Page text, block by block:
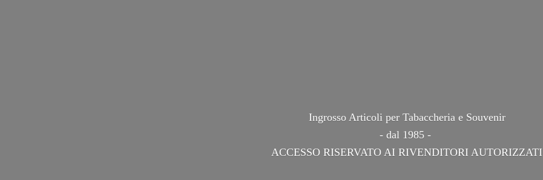
Ingrosso Articoli per Tabaccheria e Souvenir
- dal 1985 -
ACCESSO RISERVATO AI RIVENDITORI AUTORIZZATI